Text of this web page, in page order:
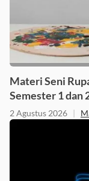
Materi Seni
Semester 1 dan
2 Agustus 2026 |